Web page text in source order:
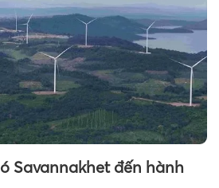
Savannakhet đến hành